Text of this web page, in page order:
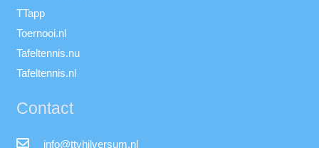
TTapp
Toernooi.nl
Tafeltennis.nu
Tafeltennis.nl
Contact
info@ttvhilversum.nl